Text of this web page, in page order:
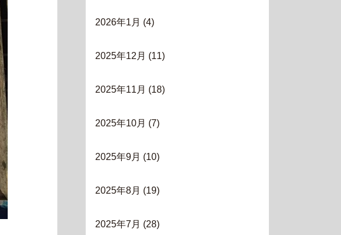
2026年1月 (4)
2025年12月 (11)
2025年11月 (18)
2025年10月 (7)
2025年9月 (10)
2025年8月 (19)
2025年7月 (28)